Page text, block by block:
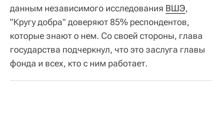
данным независимого исследования ВШЭ,
"Кругу добра" доверяют 85% респондентов,
которые знают о нем. Со своей стороны, глава
государства подчеркнул, что это заслуга главы
фонда и всех, кто с ним работает.